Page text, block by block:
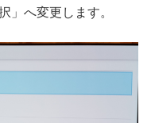
」へ変更します。